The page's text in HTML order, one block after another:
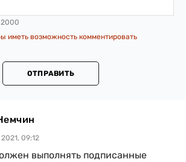
2000
иметь возможность комментировать
ОТПРАВИТЬ
09:12
выполнять подписанные